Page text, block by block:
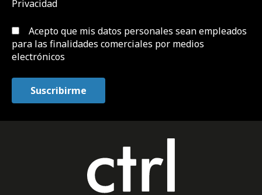
Privacidad
Acepto que mis datos personales sean empleados
para las finalidades comerciales por medios
electrónicos